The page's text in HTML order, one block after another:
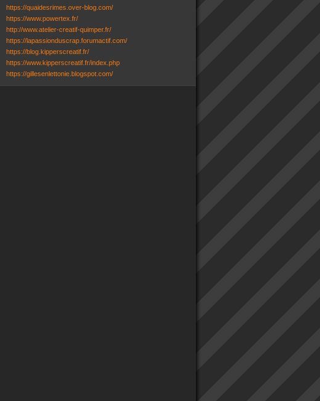
https://quaidesrimes.over-blog.com/
https://www.powertex.fr/
http://www.atelier-creatif-quimper.fr/
https://lapassionduscrap.forumactif.com/
https://blog.kipperscreatif.fr/
https://www.kipperscreatif.fr/index.php
https://gillesenlettonie.blogspot.com/